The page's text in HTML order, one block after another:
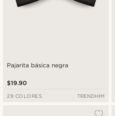
Pajarita básica negra
$19.90
29 COLORES TRENDHIM